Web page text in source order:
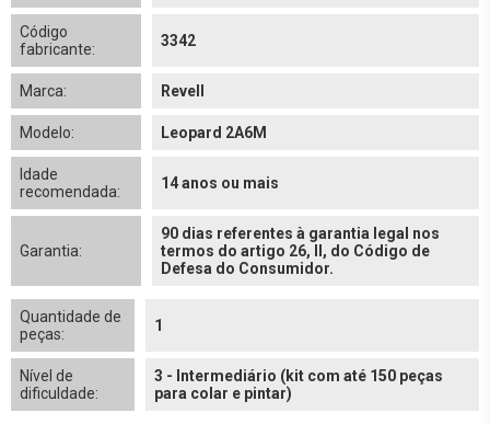
Código
fabricante:
3342
Marca: Revell
Modelo: Leopard 2A6M
Idade
recomendada:
14 anos ou mais
Garantia:
90 dias referentes à garantia legal nos
termos do artigo 26, II, do Código de
Defesa do Consumidor.
Quantidade de
peças:
1
Nível de
dificuldade:
3 - Intermediário (kit com até 150 peças
para colar e pintar)